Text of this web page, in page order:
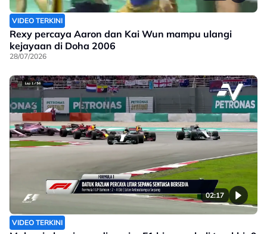
VIDEO TERKINI
Rexy percaya Aaron dan Kai Wun mampu ulangi
kejayaan di Doha 2006
28/07/2026
02:17
VIDEO TERKINI